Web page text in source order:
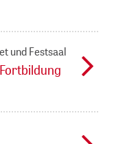
und Festsaal
Fortbildung